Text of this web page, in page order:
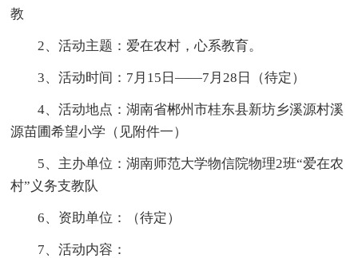
教
2、活动主题：爱在农村，心系教育。
3、活动时间：7月15日——7月28日（待定）
4、活动地点：湖南省郴州市桂东县新坊乡溪源村溪
源苗圃希望小学（见附件一）
5、主办单位：湖南师范大学物信院物理2班“爱在农
村”义务支教队
6、资助单位：（待定）
7、活动内容：